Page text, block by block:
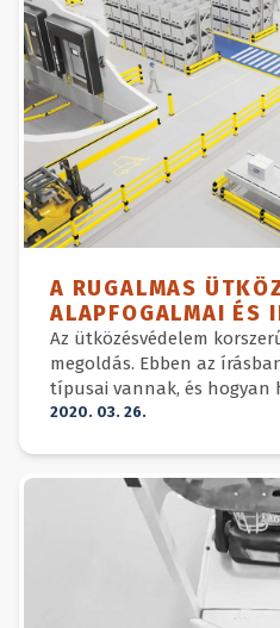
A RUGALMAS
ALAPFOGALMAI ÉS
Az ütközésvédelem
megoldás. Ebben az
típusai vannak, és hogyan
2020. 03. 26.